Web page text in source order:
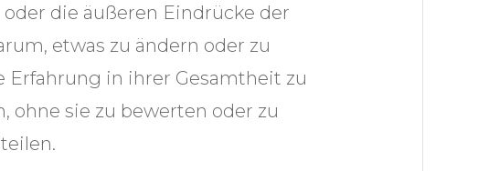
die äußeren Eindrücke der
etwas zu ändern oder zu
Erfahrung in ihrer Gesamtheit zu
ohne sie zu bewerten oder zu